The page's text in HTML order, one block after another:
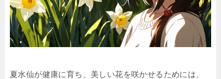
夏水仙が健康に育ち、美しい花を咲かせるためには、